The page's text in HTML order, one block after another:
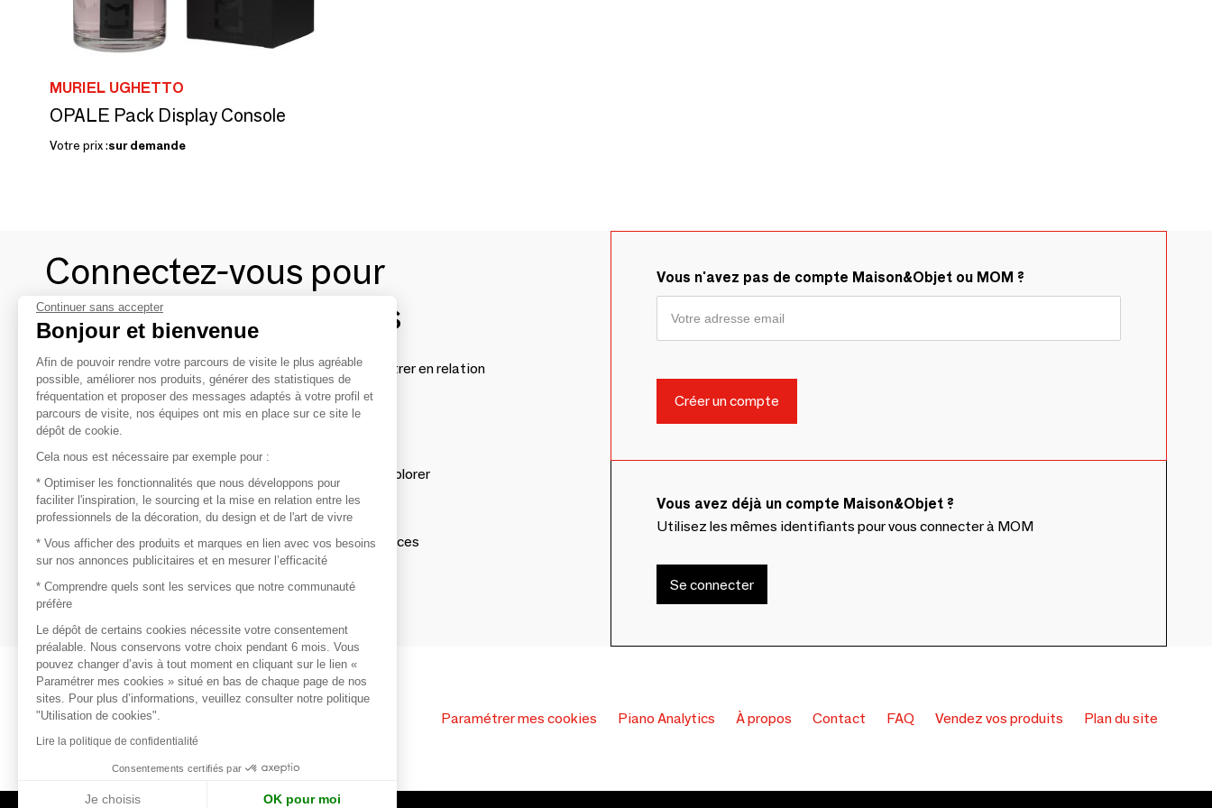
MURIEL UGHETTO
OPALE Pack Display Console
Votre prix :sur demande
Connectez-vous pour
contacter les marques
Afin de profiter au mieux de l'expérience MOM et de rentrer en relation
avec vos marques préférées, créez-vous un compte.
Découvrir
Les produits de milliers de fournisseurs à explorer
S'inspirer
Inspiration et sélections de produits tendances
Contacter
Vous n'avez pas de compte Maison&Objet ou MOM ?
Vous avez déjà un compte Maison&Objet ?
Utilisez les mêmes identifiants pour vous connecter à MOM
Se connecter
Paramétrer mes cookies Piano Analytics À propos Contact FAQ Vendez vos produits Plan du site
Continuer sans accepter
Bonjour et bienvenue
Afin de pouvoir rendre votre parcours de visite le plus agréable
possible, améliorer nos produits, générer des statistiques de
fréquentation et proposer des messages adaptés à votre profil et
parcours de visite, nos équipes ont mis en place sur ce site le
dépôt de cookie.
Cela nous est nécessaire par exemple pour :
* Optimiser les fonctionnalités que nous développons pour
faciliter l'inspiration, le sourcing et la mise en relation entre les
professionnels de la décoration, du design et de l'art de vivre
* Vous afficher des produits et marques en lien avec vos besoins
sur nos annonces publicitaires et en mesurer l’efficacité
* Comprendre quels sont les services que notre communauté
préfère
Le dépôt de certains cookies nécessite votre consentement
préalable. Nous conservons votre choix pendant 6 mois. Vous
pouvez changer d’avis à tout moment en cliquant sur le lien «
Paramétrer mes cookies » situé en bas de chaque page de nos
sites. Pour plus d’informations, veuillez consulter notre politique
"Utilisation de cookies".
Lire la politique de confidentialité
Consentements certifiés par
Je choisis OK pour moi